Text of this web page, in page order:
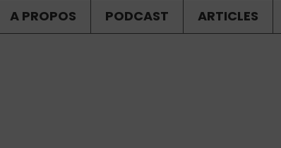
A PROPOS PODCAST ARTICLES